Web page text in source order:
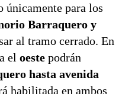
únicamente para los
Barraquero y
al tramo cerrado. En
el oeste podrán
hasta avenida
habilitada en ambos